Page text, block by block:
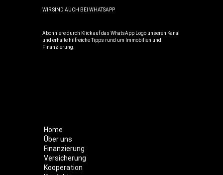
Home
Über uns
Finanzierung
Versicherung
Kooperation
WIR SIND AUCH BEI WHATSAPP
Abonniere durch Klick auf das WhatsApp Logo unseren Kanal
und erhalte hilfreiche Tipps rund um Immobilien und
Finanzierung.